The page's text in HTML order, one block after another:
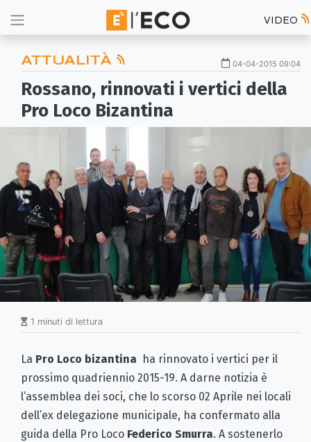
VIDEO
ATTUALITÀ 04-04-2015 09:04
Rossano, rinnovati i vertici della
Pro Loco Bizantina
1 minuti di lettura
La Pro Loco bizantina ha rinnovato i vertici per il
prossimo quadriennio 2015-19. A darne notizia è
l’assemblea dei soci, che lo scorso 02 Aprile nei locali
dell’ex delegazione municipale, ha confermato alla
guida della Pro Loco Federico Smurra. A sostenerlo